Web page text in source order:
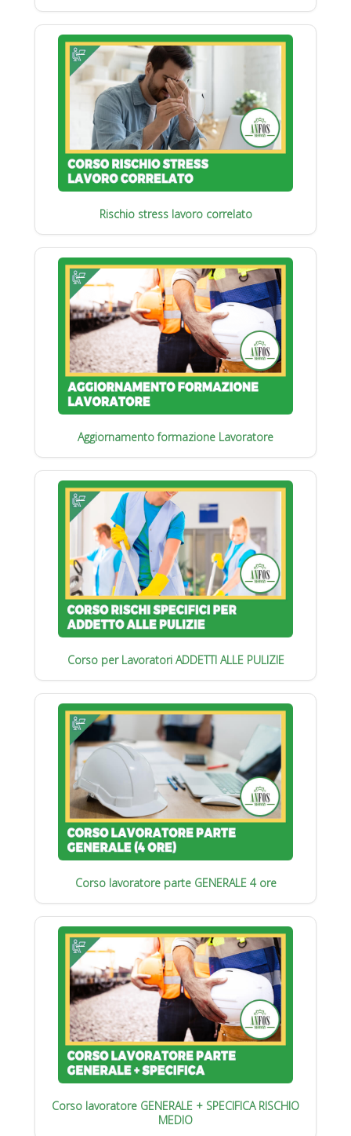
Rischio stress lavoro correlato
Aggiornamento formazione Lavoratore
Corso per Lavoratori ADDETTI ALLE PULIZIE
Corso lavoratore parte GENERALE 4 ore
Corso lavoratore GENERALE + SPECIFICA RISCHIO
MEDIO